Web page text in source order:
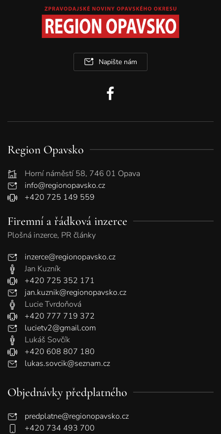
Napište nám
Region Opavsko
Horní náměstí 58, 746 01 Opava
info@regionopavsko.cz
+420 725 149 559
Firemní a řádková inzerce
Plošná inzerce, PR články
inzerce@regionopavsko.cz
Jan Kuzník
+420 725 352 171
jan.kuznik@regionopavsko.cz
Lucie Tvrdoňová
+420 777 719 372
lucietv2@gmail.com
Lukáš Sovčík
+420 608 807 180
lukas.sovcik@seznam.cz
Objednávky předplatného
predplatne@regionopavsko.cz
+420 734 493 700